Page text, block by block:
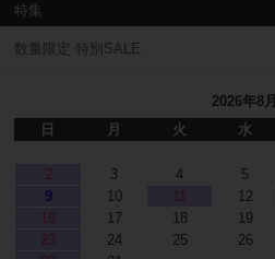
特集
数量限定 特別SALE
2026年8月
日
月 火 水
2
3 4 5
9
10 11 12
16
17 18 19
23
24 25 26